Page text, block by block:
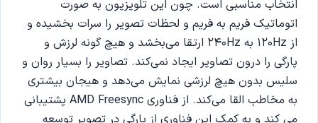
انتخاب مناسبی است. چون این تلویزیون به صورت
اتوماتیک فریم به فریم و لحظات تصویر را سرات بخشیده و
از 120Hz به 240Hz ارتقا می‌بخشد و هیچ گونه لرزش و
پارگی را درون تصاویر ایجاد نمی‌کند. تصاویر را بسیار روان و
سلیس بدون هیچ لرزشی نمایش می‌دهد و هیجان بیشتری
به مخاطب القا می‌کند. از فناوری AMD Freesync پشتیبانی
می کند و به کمک این فناوری‌ از پارگی در تصویر توسعه